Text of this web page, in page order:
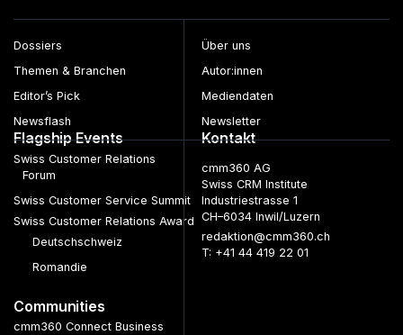
Dossiers
Themen & Branchen
Editor’s Pick
Newsflash
Über uns
Autor:innen
Mediendaten
Newsletter
Flagship Events
Swiss Customer Relations
Forum
Swiss Customer Service Summit
Swiss Customer Relations Award
Deutschschweiz
Romandie
Communities
cmm360 Connect Business
Kontakt
cmm360 AG
Swiss CRM Institute
Industriestrasse 1
CH–6034 Inwil/Luzern
redaktion@cmm360.ch
T: +41 44 419 22 01